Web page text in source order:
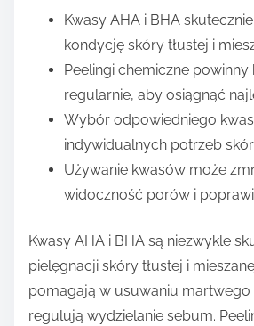
Kwasy AHA i BHA
kondycję skóry tłustej i
Peelingi chemiczne
regularnie, aby osiągnąć
Wybór odpowiedniego
indywidualnych potrzeb
Używanie kwasów może
widoczność porów i
Kwasy AHA i BHA są niezwykle
pielęgnacji skóry tłustej i
pomagają w usuwaniu martwego
regulują wydzielanie sebum.